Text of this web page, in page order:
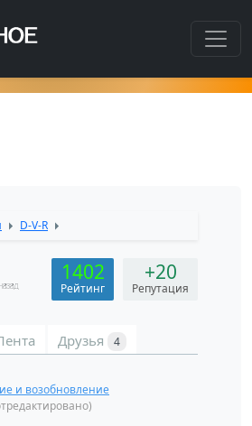
в этот раздел???
D-V-R
+20
Репутация
1402
Рейтинг
Друзья 4
и возобновление